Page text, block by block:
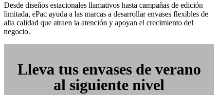
Desde diseños estacionales llamativos hasta campañas de edición
limitada, ePac ayuda a las marcas a desarrollar envases flexibles de
alta calidad que atraen la atención y apoyan el crecimiento del
negocio.
Lleva tus envases de verano
al siguiente nivel